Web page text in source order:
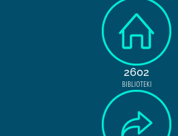
2602
BIBLIOTEKI